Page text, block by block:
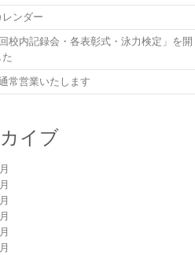
レンダー
回校内記録会・各表彰式・泳力検定」を開
常営業いたします
イブ